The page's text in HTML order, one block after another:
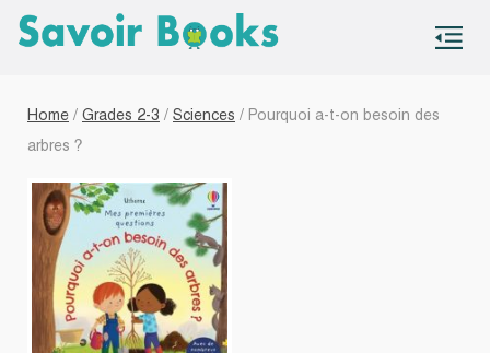
Home / Grades 2-3 / Sciences / Pourquoi a-t-on besoin des
arbres ?